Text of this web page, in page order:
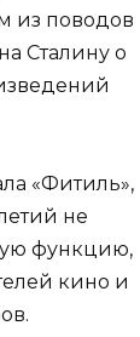
из поводов
Сталину о
«Фитиль»,
не
функцию,
кино и